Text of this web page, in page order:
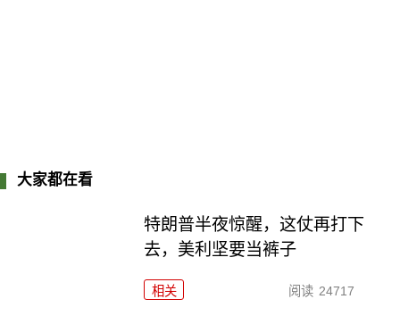
大家都在看
特朗普半夜惊醒，这仗再打下
去，美利坚要当裤子
相关 阅读 24717